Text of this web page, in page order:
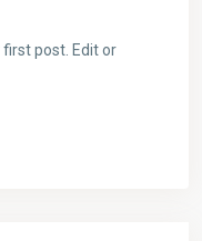
post. Edit or